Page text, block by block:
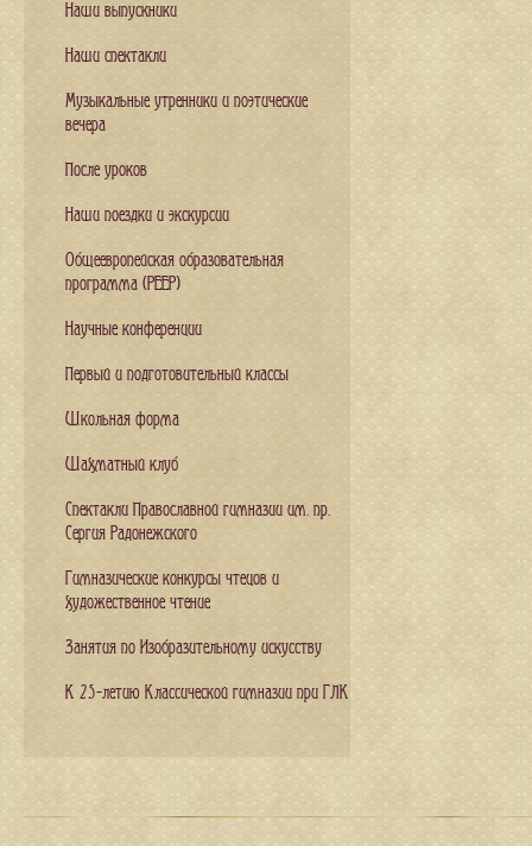
Наши выпускники
Наши спектакли
Музыкальные утренники и поэтические
вечера
После уроков
Наши поездки и экскурсии
Общеевропейская образовательная
программа (PEEP)
Научные конференции
Первый и подготовительный классы
Школьная форма
Шахматный клуб
Спектакли Православной гимназии им. пр.
Сергия Радонежского
Гимназические конкурсы чтецов и
художественное чтение
Занятия по Изобразительному искусству
К 25-летию Классической гимназии при ГЛК